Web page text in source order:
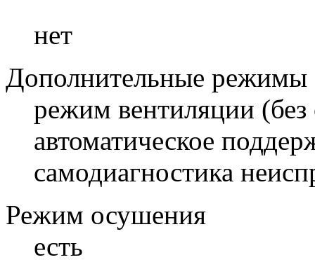
нет
Дополнительные режимы
режим вентиляции
автоматическое
самодиагностика
Режим осушения
есть